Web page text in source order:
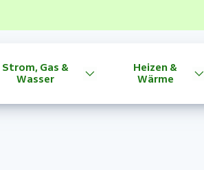
Strom, Gas &
Wasser
Heizen &
Wärme